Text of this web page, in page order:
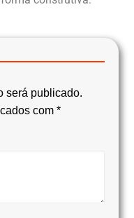
será publicado.
com *